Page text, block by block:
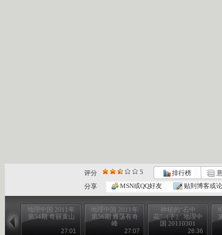
评分 5 排行榜
分享
MSN或QQ好友 贴到博客或
地理中国 2011年
第54期 奇丽黄山
27:01
地理中国 2011年
第56期 雁荡有奇
峰
27:07
神秘的“石中
花”（下） 地理中
国 20110301
26:36